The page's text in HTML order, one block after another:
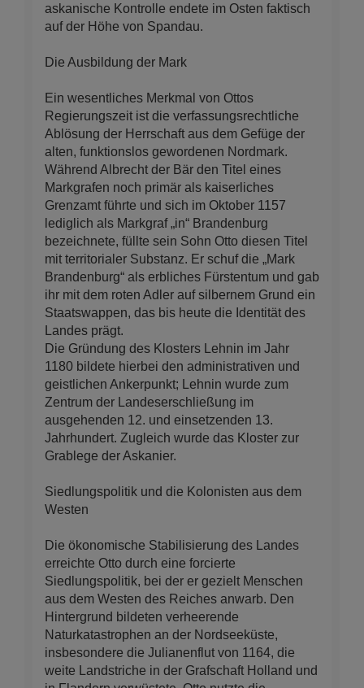
askanische Kontrolle endete im Osten faktisch
auf der Höhe von Spandau.
Die Ausbildung der Mark
Ein wesentliches Merkmal von Ottos
Regierungszeit ist die verfassungsrechtliche
Ablösung der Herrschaft aus dem Gefüge der
alten, funktionslos gewordenen Nordmark.
Während Albrecht der Bär den Titel eines
Markgrafen noch primär als kaiserliches
Grenzamt führte und sich im Oktober 1157
lediglich als Markgraf „in“ Brandenburg
bezeichnete, füllte sein Sohn Otto diesen Titel
mit territorialer Substanz. Er schuf die „Mark
Brandenburg“ als erbliches Fürstentum und gab
ihr mit dem roten Adler auf silbernem Grund ein
Staatswappen, das bis heute die Identität des
Landes prägt.
Die Gründung des Klosters Lehnin im Jahr
1180 bildete hierbei den administrativen und
geistlichen Ankerpunkt; Lehnin wurde zum
Zentrum der Landeserschließung im
ausgehenden 12. und einsetzenden 13.
Jahrhundert. Zugleich wurde das Kloster zur
Grablege der Askanier.
Siedlungspolitik und die Kolonisten aus dem
Westen
Die ökonomische Stabilisierung des Landes
erreichte Otto durch eine forcierte
Siedlungspolitik, bei der er gezielt Menschen
aus dem Westen des Reiches anwarb. Den
Hintergrund bildeten verheerende
Naturkatastrophen an der Nordseeküste,
insbesondere die Julianenflut von 1164, die
weite Landstriche in der Grafschaft Holland und